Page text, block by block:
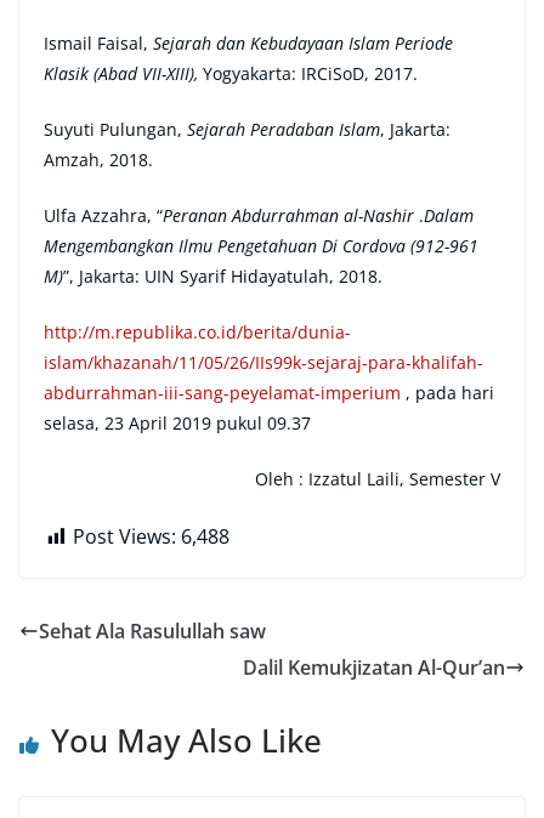
Ismail Faisal, Sejarah dan Kebudayaan Islam Periode
Klasik (Abad VII-XIII), Yogyakarta: IRCiSoD, 2017.
Suyuti Pulungan, Sejarah Peradaban Islam, Jakarta:
Amzah, 2018.
Ulfa Azzahra, “Peranan Abdurrahman al-Nashir .Dalam
Mengembangkan Ilmu Pengetahuan Di Cordova (912-961
M)”, Jakarta: UIN Syarif Hidayatulah, 2018.
http://m.republika.co.id/berita/dunia-
islam/khazanah/11/05/26/IIs99k-sejaraj-para-khalifah-
abdurrahman-iii-sang-peyelamat-imperium , pada hari
selasa, 23 April 2019 pukul 09.37
Oleh : Izzatul Laili, Semester V
Post Views: 6,488
Sehat Ala Rasulullah saw
Dalil Kemukjizatan Al-Qur’an
You May Also Like